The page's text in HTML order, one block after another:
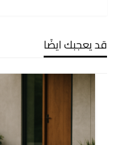
قد يعجبك ايضًا